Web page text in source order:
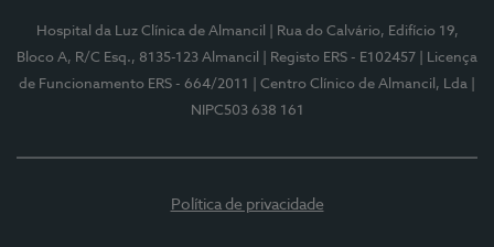
Hospital da Luz Clínica de Almancil
| Rua do Calvário, Edifício 19,
Bloco A, R/C Esq., 8135-123 Almancil
| Registo ERS - E102457
| Licença
de Funcionamento ERS - 664/2011
| Centro Clínico de Almancil, Lda
NIPC503 638 161
Política de privacidade